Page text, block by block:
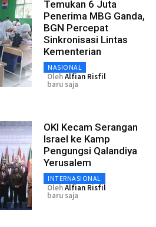
Temukan 6 Juta
Penerima MBG Ganda,
BGN Percepat
Sinkronisasi Lintas
Kementerian
NASIONAL
OlehAlfian Risfil
baru saja
OKI Kecam Serangan
Israel ke Kamp
Pengungsi Qalandiya
Yerusalem
INTERNASIONAL
OlehAlfian Risfil
baru saja